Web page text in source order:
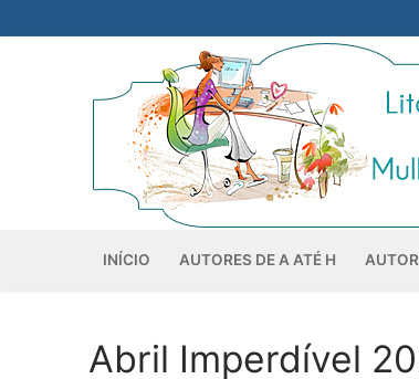
para
INÍCIO AUTORES DE A ATÉ H
Abril Imperdível